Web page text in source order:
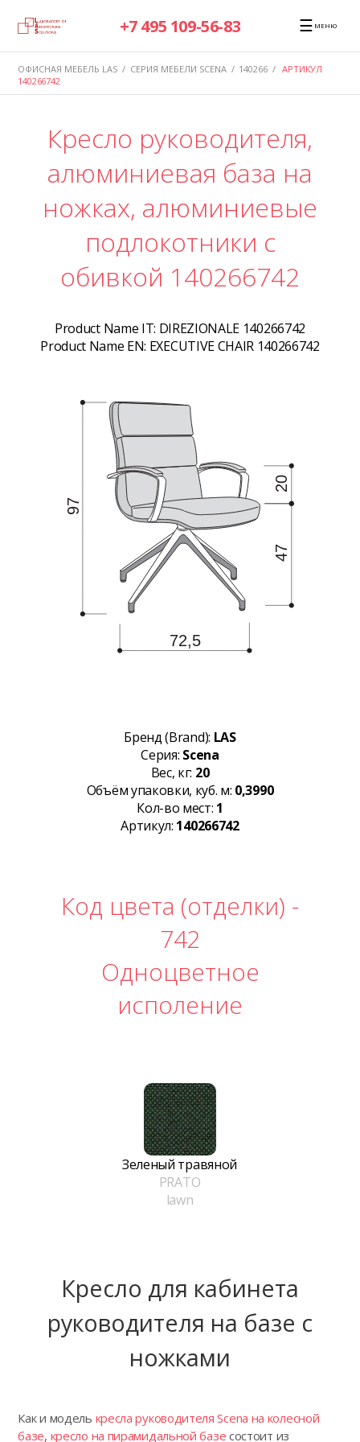
+7 495 109-56-83 ☰ МЕНЮ
ОФИСНАЯ МЕБЕЛЬ LAS / СЕРИЯ МЕБЕЛИ SCENA / 140266 / АРТИКУЛ
140266742
Кресло руководителя,
алюминиевая база на
ножках, алюминиевые
подлокотники с
обивкой 140266742
Product Name IT: DIREZIONALE 140266742
Product Name EN: EXECUTIVE CHAIR 140266742
Бренд (Brand): LAS
Серия: Scena
Вес, кг: 20
Объём упаковки, куб. м: 0,3990
Кол-во мест: 1
Артикул: 140266742
Код цвета (отделки) -
742
Одноцветное
исполение
Зеленый травяной
PRATO
lawn
Кресло для кабинета
руководителя на базе с
ножками
Как и модель кресла руководителя Scena на колесной
базе, кресло на пирамидальной базе состоит из